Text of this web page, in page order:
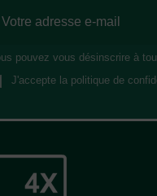
pouvez vous désinscrire à
J'accepte la politique de